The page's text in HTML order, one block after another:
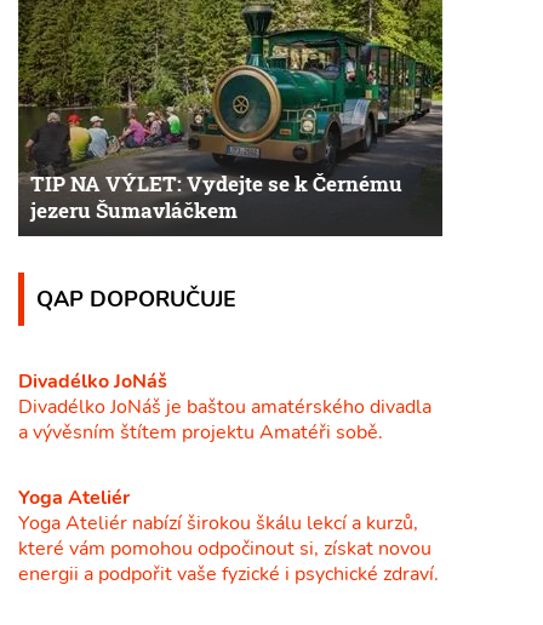
TIP NA VÝLET: Vydejte se k Černému
jezeru Šumavláčkem
QAP DOPORUČUJE
Divadélko JoNáš
Divadélko JoNáš je baštou amatérského divadla
a vývěsním štítem projektu Amatéři sobě.
Yoga Ateliér
Yoga Ateliér nabízí širokou škálu lekcí a kurzů,
které vám pomohou odpočinout si, získat novou
energii a podpořit vaše fyzické i psychické zdraví.